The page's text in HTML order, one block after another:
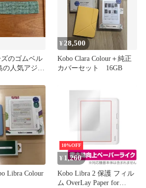
のゴムベル
の人気アジア
¥ 28,500
Kobo Clara Colour＋純正
カバーセット 16GB
Libra Colour
10%OFF
¥ 1,260
Kobo Libra 2 保護 フィル
ム OverLay Paper for